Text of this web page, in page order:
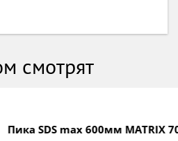
смотрят
MATRIX 70348